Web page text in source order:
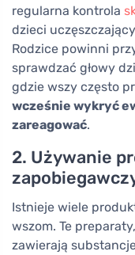
regularna kontrola
dzieci
Rodzice powinni
sprawdzać głowy
gdzie wszy często
wcześnie wykryć
zareagować.
2. Używanie
Istnieje wiele
wszom. Te
zawierają